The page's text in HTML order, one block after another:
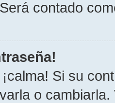
contado
Si su
o